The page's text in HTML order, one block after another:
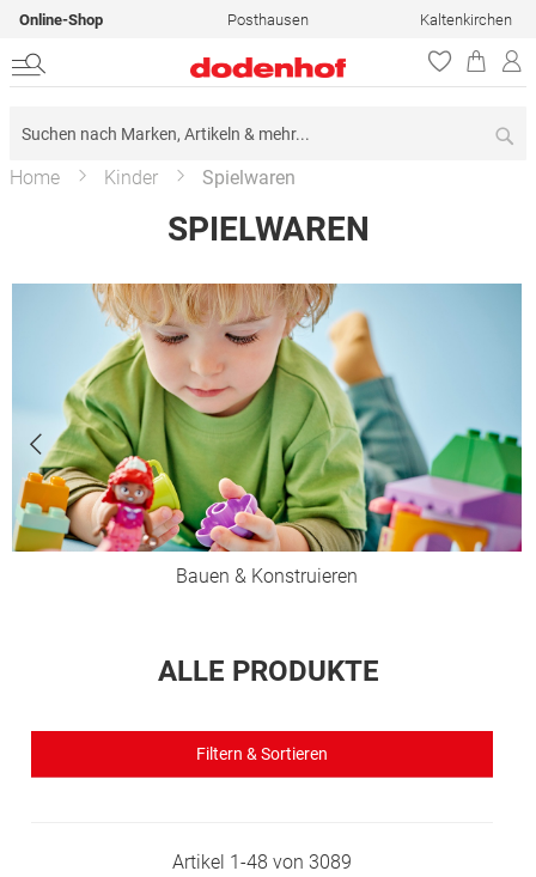
Online-Shop Posthausen Kaltenkirchen
Home Kinder Spielwaren
SPIELWAREN
Bauen & Konstruieren
ALLE PRODUKTE
Filtern & Sortieren
Artikel 1 -48 von 3089